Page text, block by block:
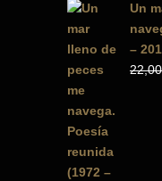
Un
–
22,00